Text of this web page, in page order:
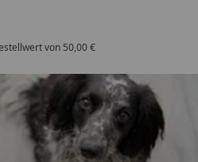
von 50,00 €
Shops